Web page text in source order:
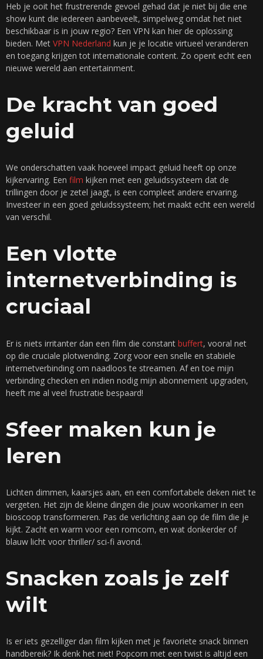
Heb je ooit het frustrerende gevoel gehad dat je niet bij die ene
show kunt die iedereen aanbeveelt, simpelweg omdat het niet
beschikbaar is in jouw regio? Een VPN kan hier de oplossing
bieden. Met VPN Nederland kun je je locatie virtueel veranderen
en toegang krijgen tot internationale content. Zo opent echt een
nieuwe wereld aan entertainment.
De kracht van goed
geluid
We onderschatten vaak hoeveel impact geluid heeft op onze
kijkervaring. Een film kijken met een geluidssysteem dat de
trillingen door je zetel jaagt, is een compleet andere ervaring.
Investeer in een goed geluidssysteem; het maakt echt een wereld
van verschil.
Een vlotte
internetverbinding is
cruciaal
Er is niets irritanter dan een film die constant buffert, vooral net
op die cruciale plotwending. Zorg voor een snelle en stabiele
internetverbinding om naadloos te streamen. Af en toe mijn
verbinding checken en indien nodig mijn abonnement upgraden,
heeft me al veel frustratie bespaard!
Sfeer maken kun je
leren
Lichten dimmen, kaarsjes aan, en een comfortabele deken niet te
vergeten. Het zijn de kleine dingen die jouw woonkamer in een
bioscoop transformeren. Pas de verlichting aan op de film die je
kijkt. Zacht en warm voor een romcom, en wat donkerder of
blauw licht voor thriller/ sci-fi avond.
Snacken zoals je zelf
wilt
Is er iets gezelliger dan film kijken met je favoriete snack binnen
handbereik? Ik denk het niet! Popcorn met een twist is altijd een